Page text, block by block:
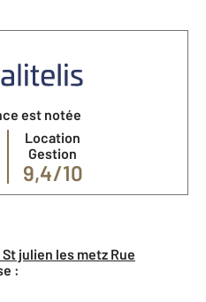
est notée
Location
Gestion
9,4/10
julien les metz Rue
: